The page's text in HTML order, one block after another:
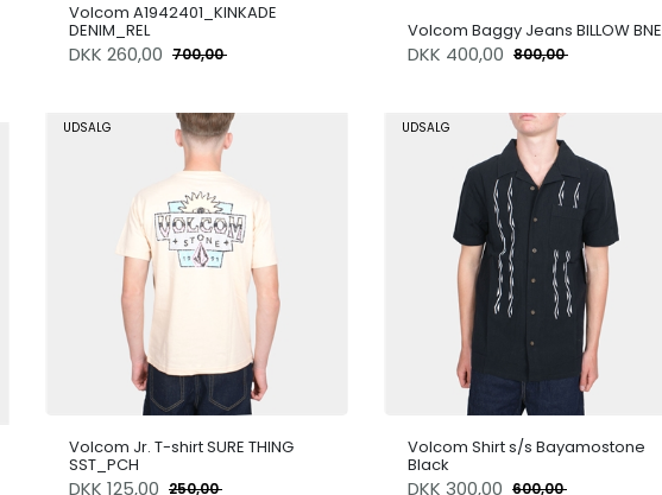
Volcom A1942401_KINKADE
DENIM_REL
DKK 260,00 700,00
Volcom Baggy Jeans BILLOW BNE
DKK 400,00 800,00
UDSALG
Volcom Jr. T-shirt SURE THING
SST_PCH
DKK 125,00 250,00
UDSALG
Volcom Shirt s/s Bayamostone
Black
DKK 300,00 600,00